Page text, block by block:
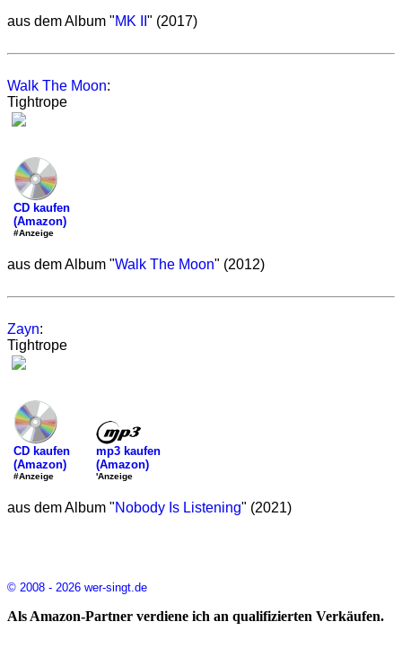
aus dem Album "MK II " (2017)
Walk The Moon:
Tightrope
CD kaufen
(Amazon)
#Anzeige
aus dem Album "Walk The Moon" (2012)
Zayn:
Tightrope
CD kaufen
(Amazon)
#Anzeige
mp3 kaufen
(Amazon)
'Anzeige
aus dem Album "Nobody Is Listening" (2021)
© 2008 - 2026 wer-singt.de
Als Amazon-Partner verdiene ich an qualifizierten Verkäufen.